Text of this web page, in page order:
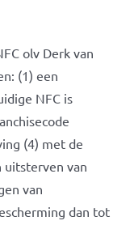
olv Derk van
(1) een
NFC is
(4) met de
uitsterven van
van
dan tot